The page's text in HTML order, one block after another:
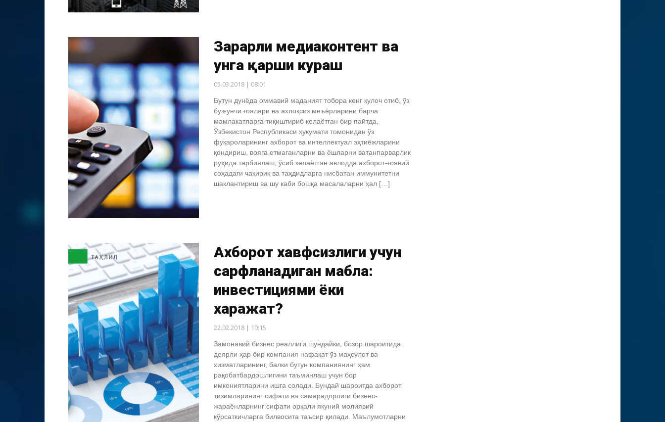
Зарарли медиаконтент ва
унга қарши кураш
05.03.2018 | 08:01
Бутун дунёда оммавий маданият тобора кенг қулоч отиб, ўз
бузғунчи ғоялари ва ахлоқсиз меъёрларини барча
мамлакатларга тиқиштириб келаётган бир пайтда,
Ўзбекистон Республикаси ҳукумати томонидан ўз
фуқароларининг ахборот ва интеллектуал эҳтиёжларини
қондириш, вояга етмаганларни ва ёшларни ватанпарварлик
руҳида тарбиялаш, ўсиб келаётган авлодда ахборот-ғоявий
соҳадаги чақириқ ва таҳдидларга нисбатан иммунитетни
шаклантириш ва шу каби бошқа масалаларни ҳал […]
Ахборот хавфсизлиги учун
сарфланадиган маблағ:
инвестициями ёки
харажат?
22.02.2018 | 10:15
Замонавий бизнес реаллиги шундайки, бозор шароитида
деярли ҳар бир компания нафақат ўз маҳсулот ва
хизматларининг, балки бутун компаниянинг ҳам
рақобатбардошлигини таъминлаш учун бор
имкониятларини ишга солади. Бундай шароитда ахборот
тизимларининг сифати ва самарадорлиги бизнес-
жараёнларнинг сифати орқали якуний молиявий
кўрсаткичларга билвосита таъсир қилади. Маълумотларни